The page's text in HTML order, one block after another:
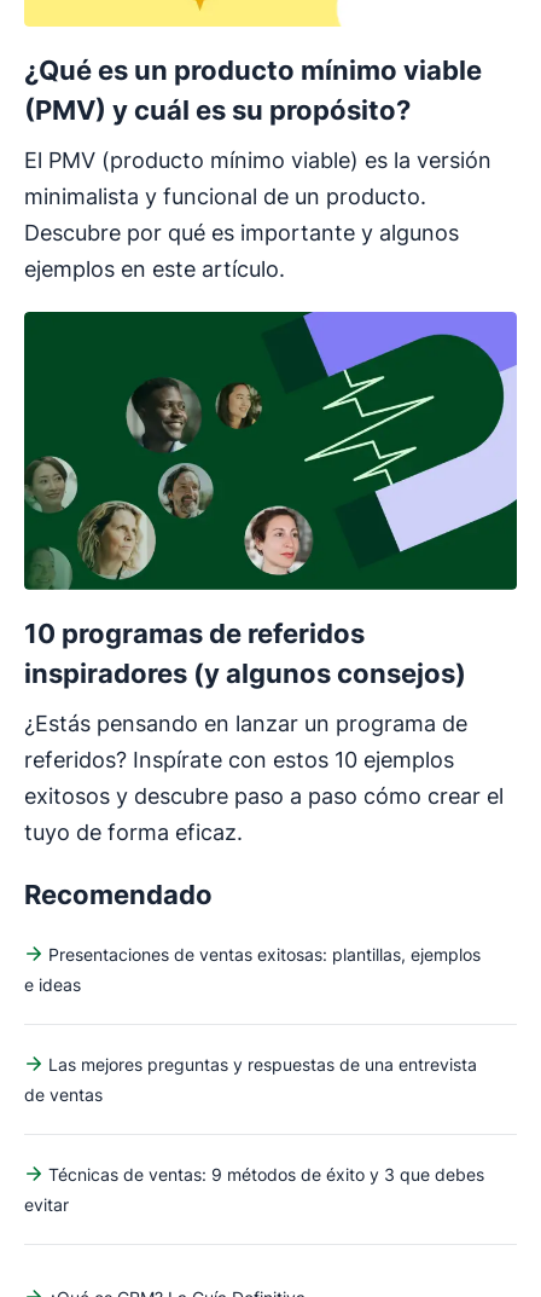
¿Qué es un producto mínimo viable
(PMV) y cuál es su propósito?
El PMV (producto mínimo viable) es la versión
minimalista y funcional de un producto.
Descubre por qué es importante y algunos
ejemplos en este artículo.
10 programas de referidos
inspiradores (y algunos consejos)
¿Estás pensando en lanzar un programa de
referidos? Inspírate con estos 10 ejemplos
exitosos y descubre paso a paso cómo crear el
tuyo de forma eficaz.
Recomendado
Presentaciones de ventas exitosas: plantillas, ejemplos
e ideas
Las mejores preguntas y respuestas de una entrevista
de ventas
Técnicas de ventas: 9 métodos de éxito y 3 que debes
evitar